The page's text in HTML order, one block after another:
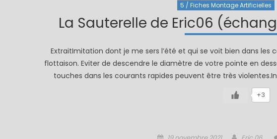
5 / Fiches Montage Artificielles
La Sauterelle de Eric06
ExtraitImitation dont je me sers l’été et qui se voit bien dans
flottaison. Eviter de descendre le diamètre de votre pointe en
touches dans les courants rapides peuvent être très
+3
Posted
Author